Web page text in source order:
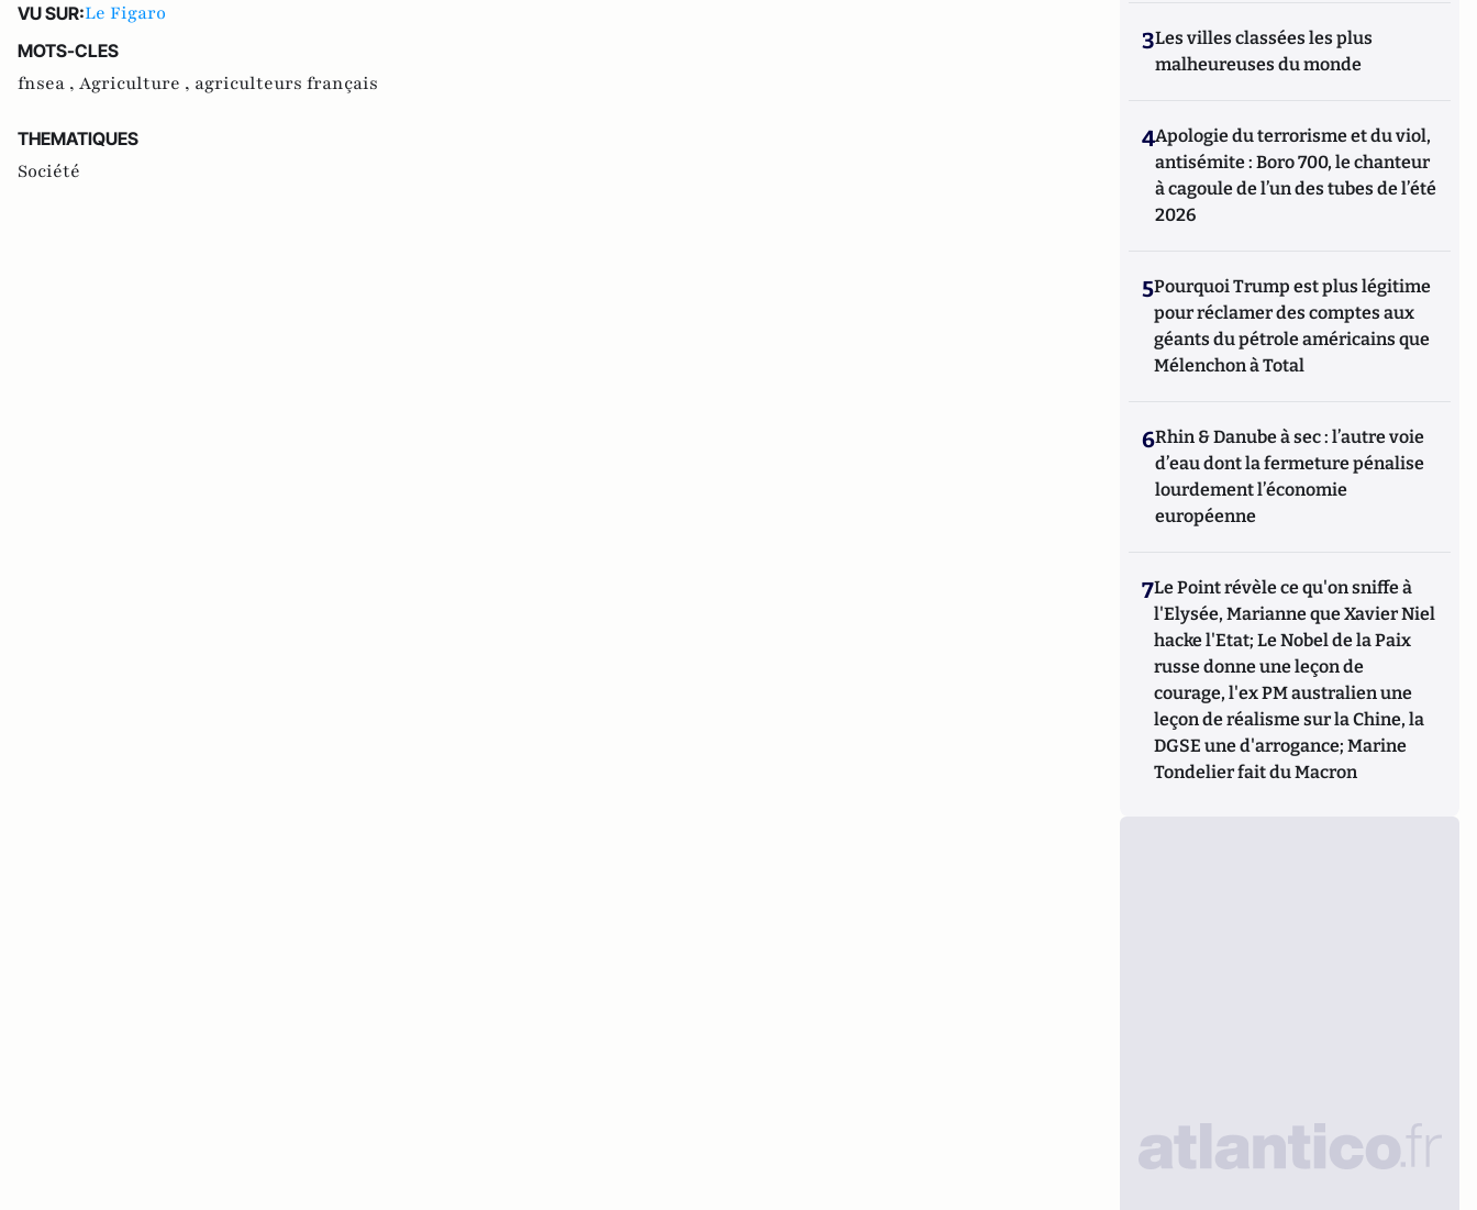
VU SUR:Le Figaro
MOTS-CLES
fnsea , Agriculture , agriculteurs français
THEMATIQUES
Société
3Les villes classées les plus
malheureuses du monde
4Apologie du terrorisme et du viol,
antisémite : Boro 700, le chanteur
à cagoule de l’un des tubes de l’été
2026
5Pourquoi Trump est plus légitime
pour réclamer des comptes aux
géants du pétrole américains que
Mélenchon à Total
6Rhin & Danube à sec : l’autre voie
d’eau dont la fermeture pénalise
lourdement l’économie
européenne
7Le Point révèle ce qu'on sniffe à
l'Elysée, Marianne que Xavier Niel
hacke l'Etat; Le Nobel de la Paix
russe donne une leçon de
courage, l'ex PM australien une
leçon de réalisme sur la Chine, la
DGSE une d'arrogance; Marine
Tondelier fait du Macron